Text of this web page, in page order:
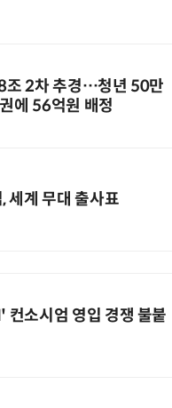
조 2차 추경…청년 50만
에 56억원 배정
세계 무대 출사표
컨소시엄 영입 경쟁 불붙